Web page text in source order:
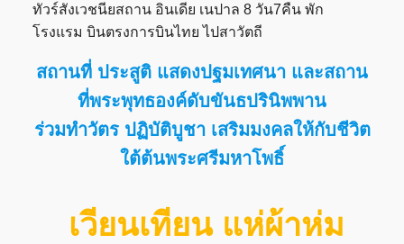
ทัวร์สังเวชนียสถาน อินเดีย เนปาล 8 วัน7คืน พัก
โรงแรม บินตรงการบินไทย ไปสาวัตถี
สถานที่ ประสูติ แสดงปฐมเทศนา และสถาน
ที่พระพุทธองค์ดับขันธปรินิพพาน
ร่วมทำวัตร ปฏิบัติบูชา เสริมมงคลให้กับชีวิต
ใต้ต้นพระศรีมหาโพธิ์
เวียนเทียน แห่ผ้าห่ม